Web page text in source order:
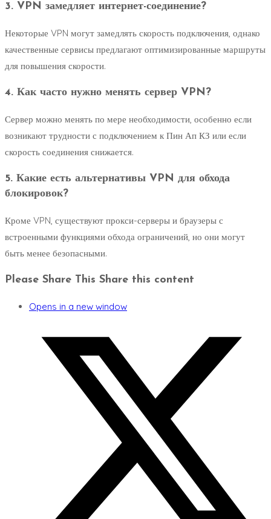
3. VPN замедляет интернет-соединение?
Некоторые VPN могут замедлять скорость подключения, однако
качественные сервисы предлагают оптимизированные маршруты
для повышения скорости.
4. Как часто нужно менять сервер VPN?
Сервер можно менять по мере необходимости, особенно если
возникают трудности с подключением к Пин Ап КЗ или если
скорость соединения снижается.
5. Какие есть альтернативы VPN для обхода
блокировок?
Кроме VPN, существуют прокси-серверы и браузеры с
встроенными функциями обхода ограничений, но они могут
быть менее безопасными.
Please Share This Share this content
Opens in a new window